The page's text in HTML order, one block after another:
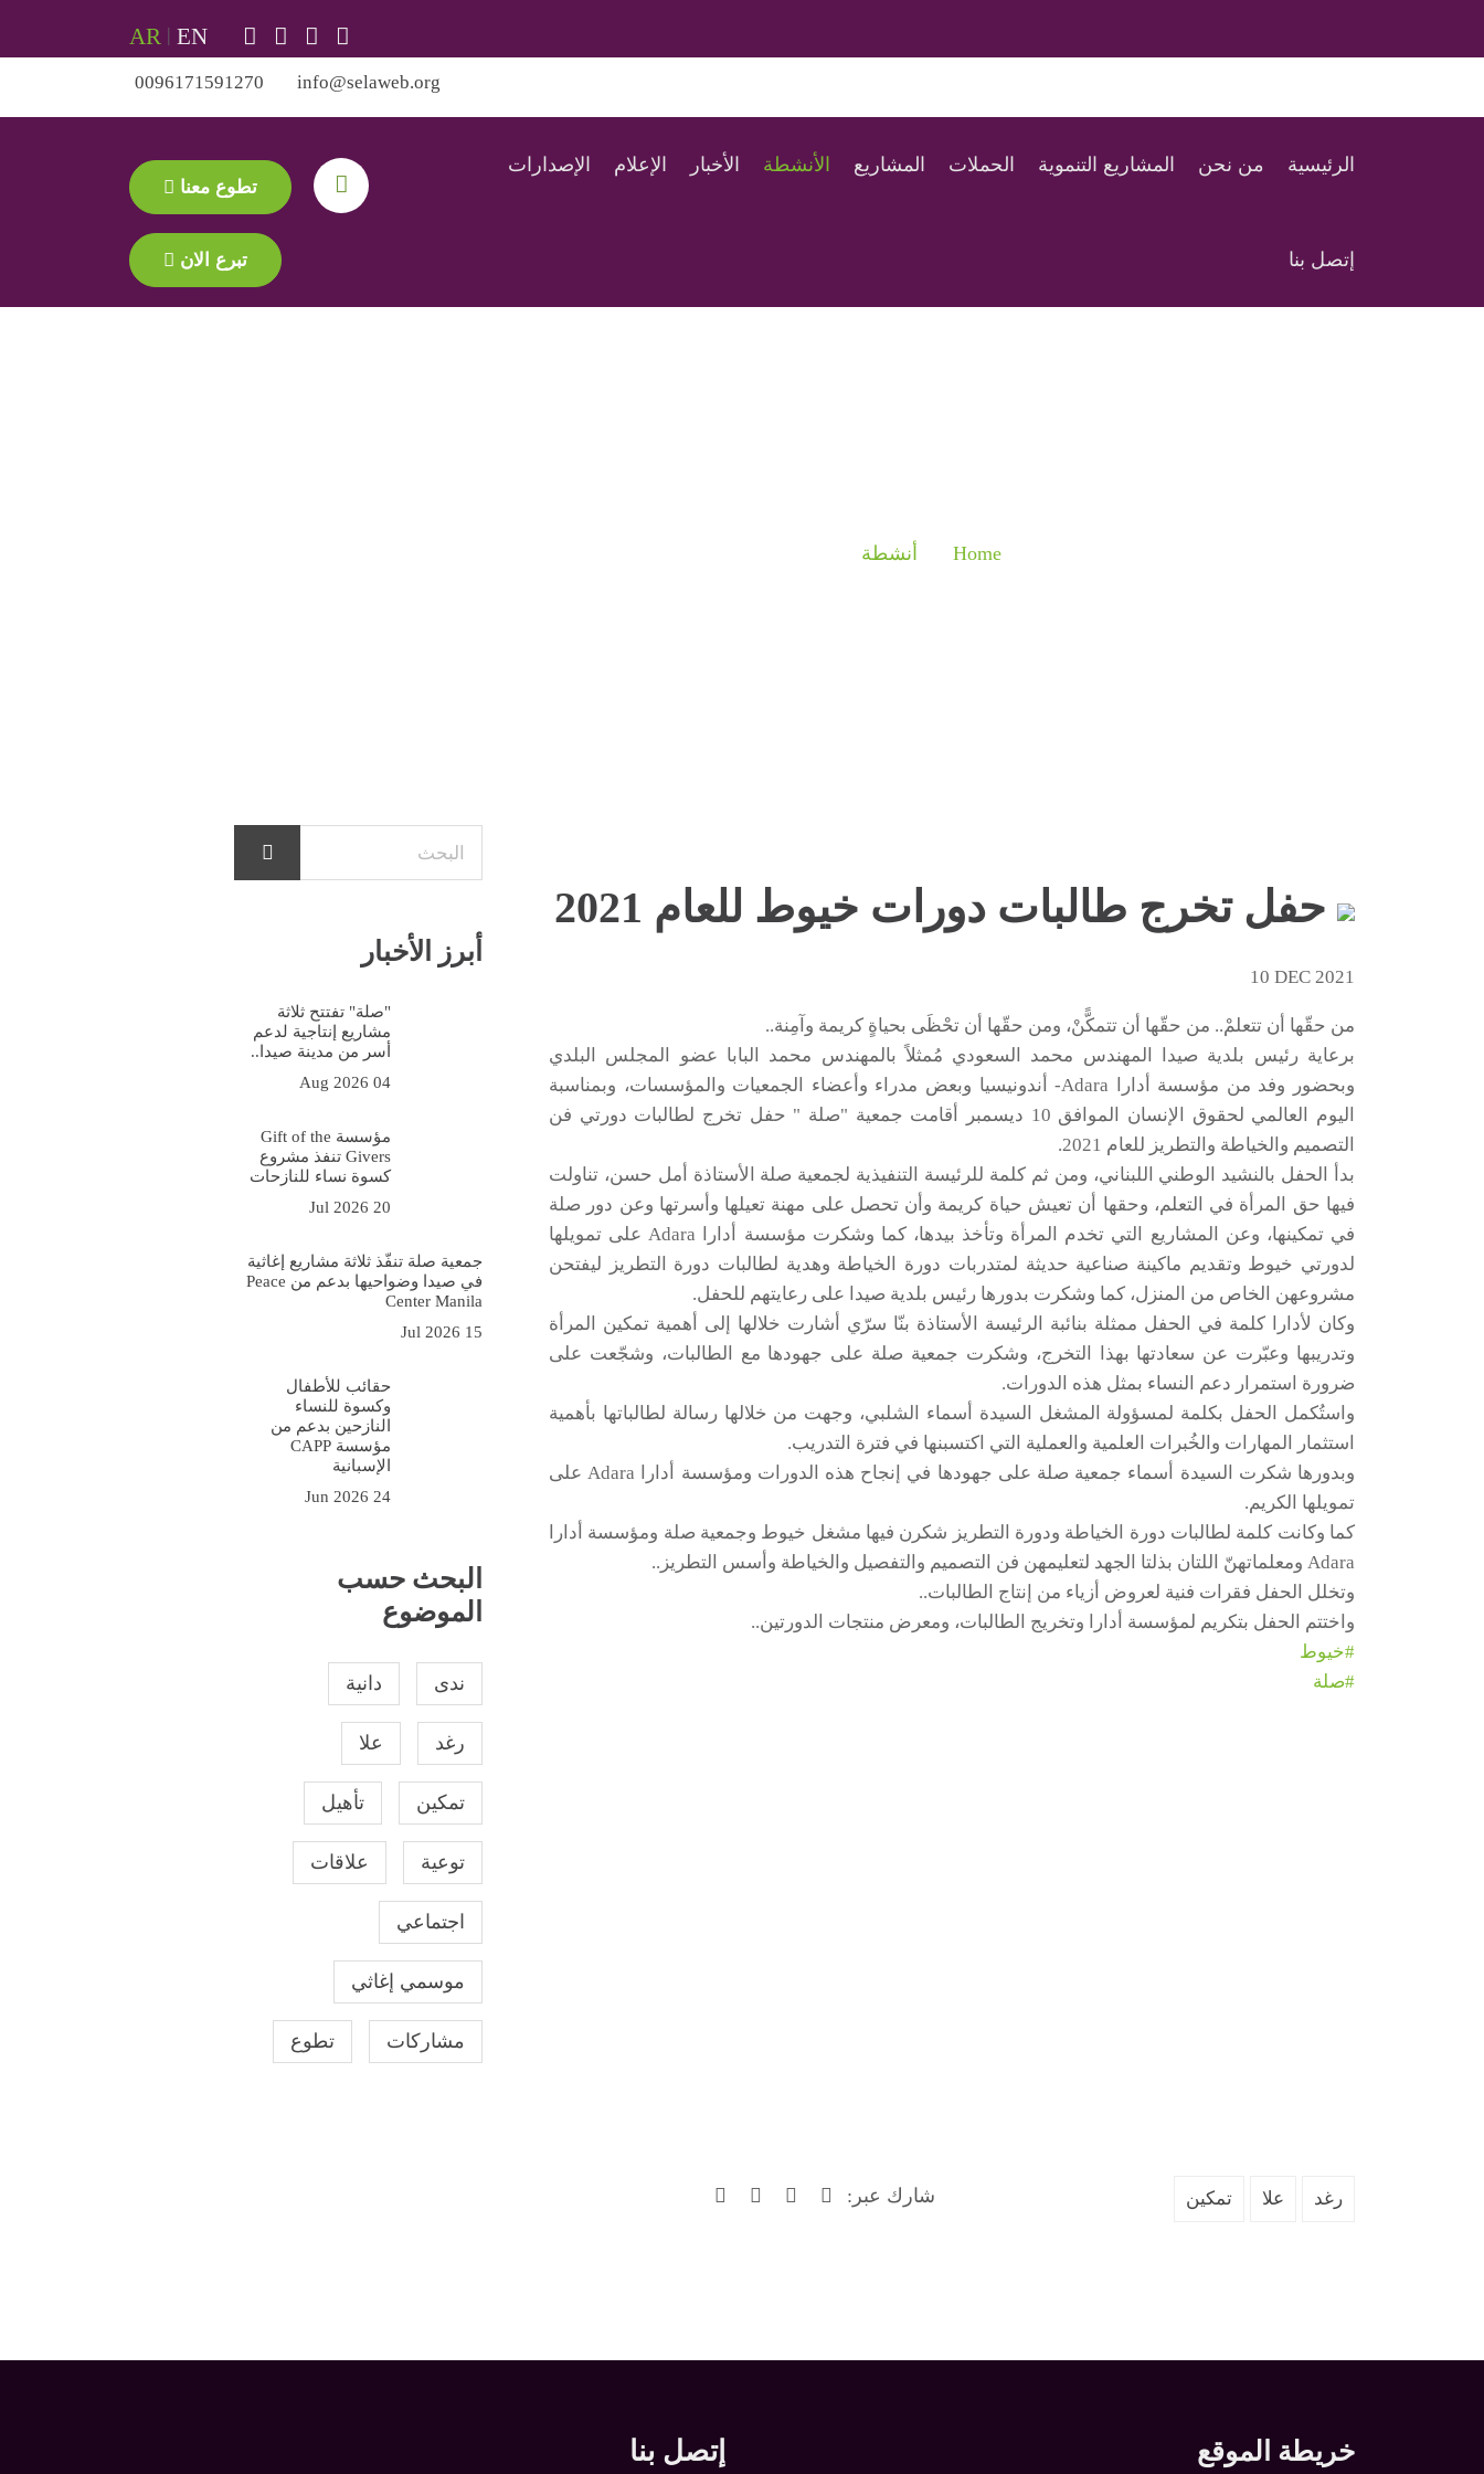
EN
|
AR
0096171591270 info@selaweb.org
الرئيسية من نحن المشاريع التنموية الحملات المشاريع الأنشطة الأخبار الإعلام الإصدارات
إتصل بنا
تطوع معنا
تبرع الان
Home أنشطة
حفل تخرج طالبات دورات خيوط للعام 2021
10 DEC 2021
من حقّها أن تتعلمْ.. من حقّها أن تتمكًّنْ، ومن حقّها أن تحْظَى بحياةٍ كريمة وآمِنة..
برعاية رئيس بلدية صيدا المهندس محمد السعودي مُمثلاً بالمهندس محمد البابا عضو المجلس البلدي
وبحضور وفد من مؤسسة أدارا Adara- أندونيسيا وبعض مدراء وأعضاء الجمعيات والمؤسسات، وبمناسبة
اليوم العالمي لحقوق الإنسان الموافق 10 ديسمبر أقامت جمعية "صلة " حفل تخرج لطالبات دورتي فن
التصميم والخياطة والتطريز للعام 2021.
بدأ الحفل بالنشيد الوطني اللبناني، ومن ثم كلمة للرئيسة التنفيذية لجمعية صلة الأستاذة أمل حسن، تناولت
فيها حق المرأة في التعلم، وحقها أن تعيش حياة كريمة وأن تحصل على مهنة تعيلها وأسرتها وعن دور صلة
في تمكينها، وعن المشاريع التي تخدم المرأة وتأخذ بيدها، كما وشكرت مؤسسة أدارا Adara على تمويلها
لدورتي خيوط وتقديم ماكينة صناعية حديثة لمتدربات دورة الخياطة وهدية لطالبات دورة التطريز ليفتحن
مشروعهن الخاص من المنزل، كما وشكرت بدورها رئيس بلدية صيدا على رعايتهم للحفل.
وكان لأدارا كلمة في الحفل ممثلة بنائبة الرئيسة الأستاذة بنّا سرّي أشارت خلالها إلى أهمية تمكين المرأة
وتدريبها وعبّرت عن سعادتها بهذا التخرج، وشكرت جمعية صلة على جهودها مع الطالبات، وشجّعت على
ضرورة استمرار دعم النساء بمثل هذه الدورات.
واستُكمل الحفل بكلمة لمسؤولة المشغل السيدة أسماء الشلبي، وجهت من خلالها رسالة لطالباتها بأهمية
استثمار المهارات والخُبرات العلمية والعملية التي اكتسبنها في فترة التدريب.
وبدورها شكرت السيدة أسماء جمعية صلة على جهودها في إنجاح هذه الدورات ومؤسسة أدارا Adara على
تمويلها الكريم.
كما وكانت كلمة لطالبات دورة الخياطة ودورة التطريز شكرن فيها مشغل خيوط وجمعية صلة ومؤسسة أدارا
Adara ومعلماتهنّ اللتان بذلتا الجهد لتعليمهن فن التصميم والتفصيل والخياطة وأسس التطريز..
وتخلل الحفل فقرات فنية لعروض أزياء من إنتاج الطالبات..
واختتم الحفل بتكريم لمؤسسة أدارا وتخريج الطالبات، ومعرض منتجات الدورتين..
#خيوط
#صلة
رغد علا تمكين شارك عبر:
أبرز الأخبار
"صلة" تفتتح ثلاثة
مشاريع إنتاجية لدعم
أسر من مدينة صيدا..
04 Aug 2026
مؤسسة Gift of the
Givers تنفذ مشروع
كسوة نساء للنازحات
20 Jul 2026
جمعية صلة تنفّذ ثلاثة مشاريع إغاثية
في صيدا وضواحيها بدعم من Peace
Center Manila
15 Jul 2026
حقائب للأطفال
وكسوة للنساء
النازحين بدعم من
مؤسسة CAPP
الإسبانية
24 Jun 2026
البحث حسب
الموضوع
ندى دانية
رغد علا
تمكين تأهيل
توعية علاقات
اجتماعي
موسمي إغاثي
مشاركات تطوع
خريطة الموقع إتصل بنا